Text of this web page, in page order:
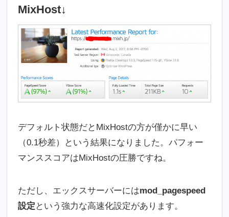
MixHost↓
デフォルト状態だとMixHostの方が僅かに早い
（0.1秒差）という結果になりました。パフォー
マンススコアはMixHostの圧勝ですね。
ただし、エックスサーバーにはmod_pagespeed
設定 という強力な高速化設定があります。